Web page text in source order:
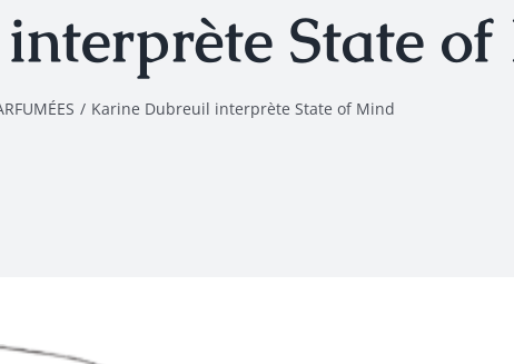
State
/ Karine Dubreuil interprète State of Mind